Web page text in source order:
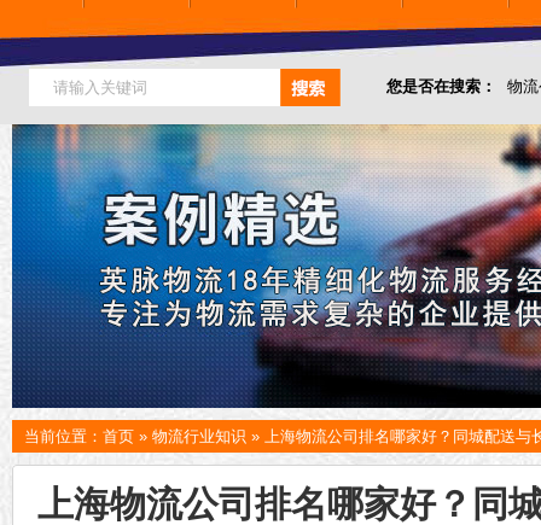
您是否在搜索： 物
仓储综合专业定制物
当前位置： 首页 » 物流行业知识 » 上海物流公司排名哪家好？同城配送与
上海物流公司排名哪家好？同